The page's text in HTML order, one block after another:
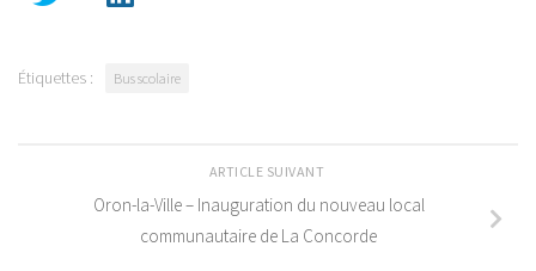
Étiquettes : Bus scolaire
ARTICLE SUIVANT
Oron-la-Ville – Inauguration du nouveau local
communautaire de La Concorde